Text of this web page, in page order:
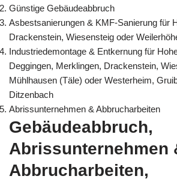
Günstige Gebäudeabbruch
Asbestsanierungen & KMF-Sanierung für
Drackenstein, Wiesensteig oder
Industriedemontage & Entkernung für
Deggingen, Merklingen, Drackenstein,
Mühlhausen (Täle) oder Westerheim,
Ditzenbach
Abrissunternehmen & Abbrucharbeiten
Gebäudeabbruch,
Abrissunternehmen
Abbrucharbeiten,